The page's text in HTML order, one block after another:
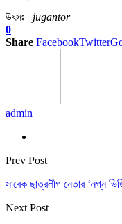
উৎসঃ jugantor
0
Share FacebookTwitter
admin
Prev Post
সাবেক ছাত্রলীগ নেতার ‘নগ্ন
Next Post